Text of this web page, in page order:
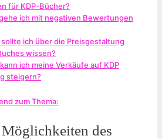
für KDP-Bücher?
ich mit negativen Bewertungen
sollte ich über die Preisgestaltung
wissen?
ich meine Verkäufe auf KDP
steigern?
zum Thema:
des